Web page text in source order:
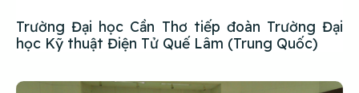
Trường Đại học Cần Thơ tiếp đoàn Trường Đại
học Kỹ thuật Điện Tử Quế Lâm (Trung Quốc)